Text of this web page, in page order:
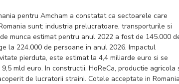
pentru Amcham a constatat ca sectoarele care
sunt: industria prelucratoare, transporturile si
munca estimat pentru anul 2022 a fost de 145.000
la 224.000 de persoane in anul 2026. Impactul
pierduta, este estimat la 4,4 miliarde euro si se
mld euro. In constructii, HoReCa, productie agricola
de lucratorii straini. Cotele acceptate in Romania